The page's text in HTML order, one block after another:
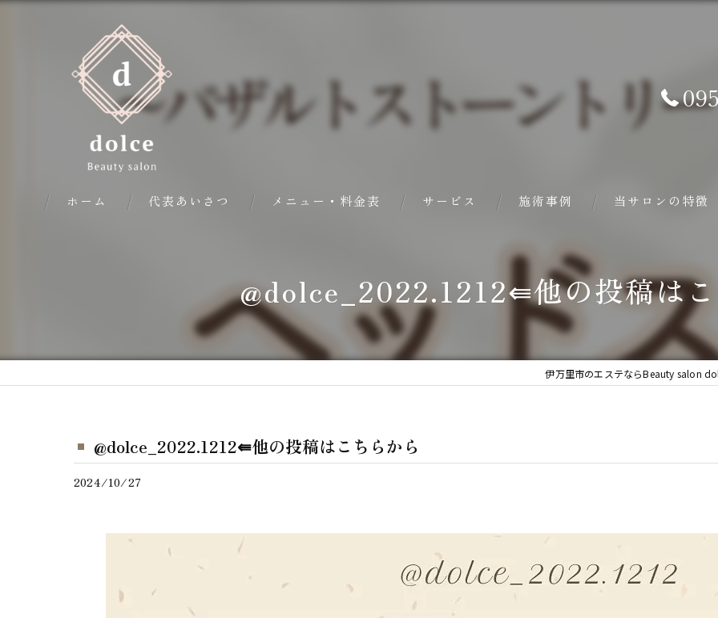
ホーム 代表あいさつ メニュー・料金表 サービス 施術事例 当サロンの特徴
ヘッドスパ
フェイシャル
デコルテ
@dolce_2022.1212⇚他の投稿は
伊万里市のエステならBeauty salon
@dolce_2022.1212⇚他の投稿はこちらから
2024/10/27